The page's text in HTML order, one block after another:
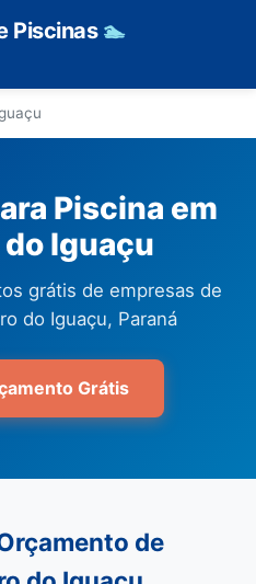
Piscinas 🏊
Piscina em
Iguaçu
grátis de empresas de
do Iguaçu, Paraná
Grátis
de